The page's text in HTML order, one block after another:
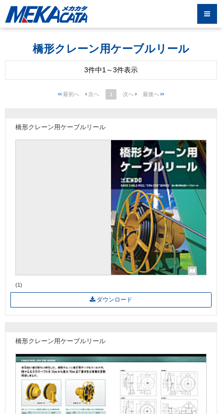
橋形クレーン用ケーブルリール
3件中1～3件表示
1
橋形クレーン用ケーブルリール
(1)
ダウンロード
橋形クレーン用ケーブルリール